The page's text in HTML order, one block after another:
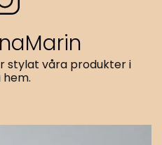
stylat våra produkter i
hem.